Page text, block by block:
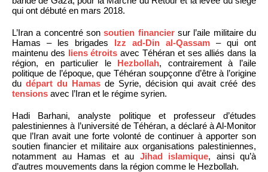
qui ont débuté en mars 2018.
L’Iran a concentré sonsoutien financiersur l’aile militaire du
Hamas – les brigades Izz ad-Din al-Qassam – qui ont
maintenu des liens étroits avec Téhéran et ses alliés dans la
région, en particulier le Hezbollah, contrairement à l’aile
politique de l’époque, que Téhéran soupçonne d’être à l’origine
du départ du Hamas de Syrie, décision qui avait créé des
tensions avec l’Iran et le régime syrien.
Hadi Barhani, analyste politique et professeur d’études
palestiniennes à l’université de Téhéran, a déclaré à Al-Monitor
que l’Iran avait une forte volonté de continuer à apporter son
soutien financier et militaire aux organisations palestiniennes,
notamment au Hamas et au Jihad islamique, ainsi qu’à
d’autres mouvements dans la région comme le Hezbollah.